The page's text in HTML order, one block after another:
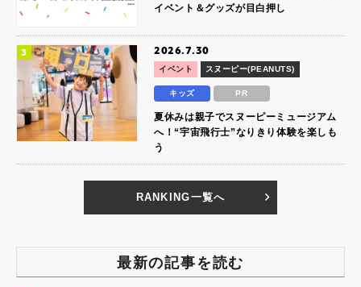
イベント＆グッズが目白押し
2026.7.30
イベント スヌーピー(PEANUTS)
キッズ PR
夏休みは親子でスヌーピーミュージアム
へ！“宇宙飛行士”なりきり体験を楽しも
う
RANKING一覧へ
最新の記事を読む